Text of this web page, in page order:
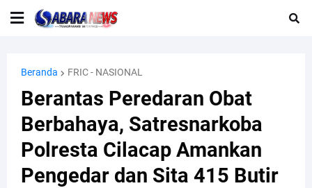
Beranda FRIC - NASIONAL
Berantas Peredaran Obat
Berbahaya, Satresnarkoba
Polresta Cilacap Amankan
Pengedar dan Sita 415 Butir